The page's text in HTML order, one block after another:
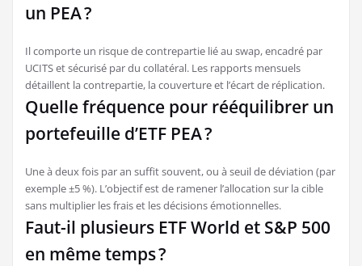
un PEA ?
Il comporte un risque de contrepartie lié au swap, encadré par
UCITS et sécurisé par du collatéral. Les rapports mensuels
détaillent la contrepartie, la couverture et l’écart de réplication.
Quelle fréquence pour rééquilibrer un
portefeuille d’ETF PEA ?
Une à deux fois par an suffit souvent, ou à seuil de déviation (par
exemple ±5 %). L’objectif est de ramener l’allocation sur la cible
sans multiplier les frais et les décisions émotionnelles.
Faut-il plusieurs ETF World et S&P 500
en même temps ?